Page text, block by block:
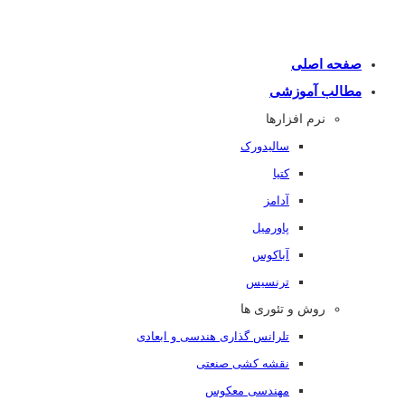
صفحه اصلی
مطالب آموزشی
نرم افزارها
سالیدورک
کتیا
آدامز
پاورمیل
آباکوس
ترنسیس
روش و تئوری ها
تلرانس گذاری هندسی و ابعادی
نقشه کشی صنعتی
مهندسی معکوس